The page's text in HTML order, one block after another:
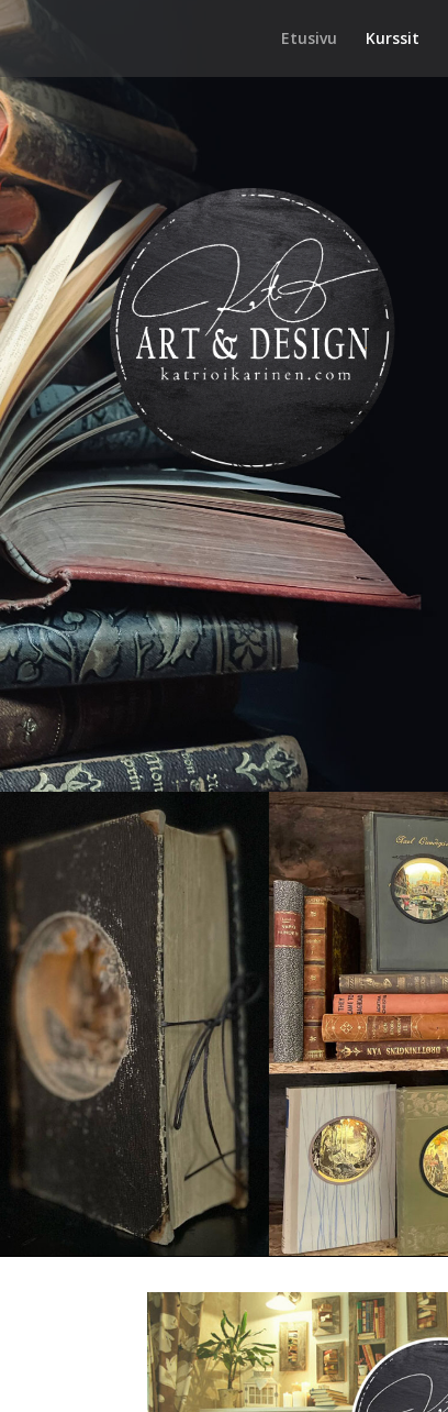
Etusivu Kurssit